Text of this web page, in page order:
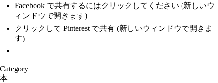
Facebook で共有するにはクリックしてください (新しいウ
ィンドウで開きます)
クリックして Pinterest で共有 (新しいウィンドウで開きま
す)
Category
本